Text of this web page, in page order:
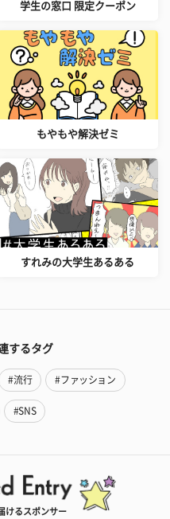
学生の窓口 限定クーポン
もやもや解決ゼミ
すれみの大学生あるある
するタグ
#流行 #ファッション
#SNS
けるスポンサー